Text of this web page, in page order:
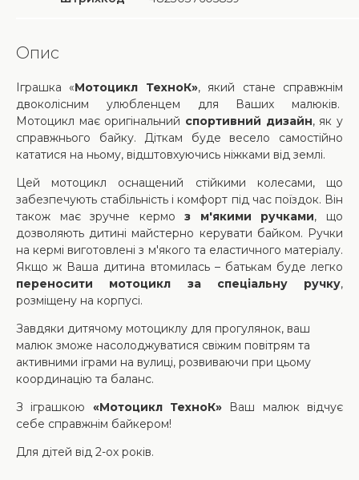
Опис
Іграшка «Мотоцикл ТехноК», який стане справжнім
двоколісним улюбленцем для Ваших малюків.
Мотоцикл має оригінальний спортивний дизайн, як у
справжнього байку. Діткам буде весело самостійно
кататися на ньому, відштовхуючись ніжками від землі.
Цей мотоцикл оснащений стійкими колесами, що
забезпечують стабільність і комфорт під час поїздок. Він
також має зручне кермоз м'якими ручками, що
дозволяють дитині майстерно керувати байком. Ручки
на кермі виготовлені з м'якого та еластичного матеріалу.
Якщо ж Ваша дитина втомилась – батькам буде легко
переносити мотоцикл за спеціальну ручку,
розміщену на корпусі.
Завдяки дитячому мотоциклу для прогулянок, ваш
малюк зможе насолоджуватися свіжим повітрям та
активними іграми на вулиці, розвиваючи при цьому
координацію та баланс.
З іграшкою «Мотоцикл ТехноК» Ваш малюк відчує
себе справжнім байкером!
Для дітей від 2-ох років.